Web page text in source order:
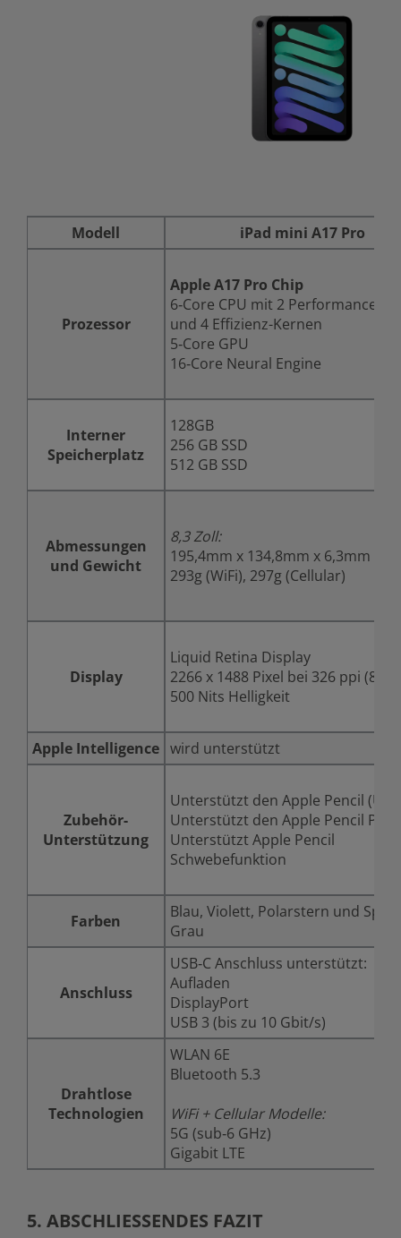
Modell iPad mini A17 Pro
Prozessor
Apple A17 Pro Chip
6‑Core CPU mit 2 Performance-
und 4 Effizienz-Kernen
5‑Core GPU
16‑Core Neural Engine
Interner
Speicherplatz
128GB
256 GB SSD
512 GB SSD
Abmessungen
und Gewicht
8,3 Zoll:
195,4mm x 134,8mm x 6,3mm
293g (WiFi), 297g (Cellular)
Display
Liquid Retina Display
2266 x 1488 Pixel bei 326 ppi (8,3
500 Nits Helligkeit
Apple Intelligence wird unterstützt
Zubehör-
Unterstützung
Unterstützt den Apple Pencil
Unterstützt den Apple Pencil Pro
Unterstützt Apple Pencil
Schwebefunktion
Farben
Blau, Violett, Polarstern und
Grau
Anschluss
USB‑C Anschluss unterstützt:
Aufladen
DisplayPort
USB 3 (bis zu 10 Gbit/s)
Drahtlose
Technologien
WLAN 6E
Bluetooth 5.3
WiFi + Cellular Modelle:
5G (sub‑6 GHz)
Gigabit LTE
5. ABSCHLIESSENDES FAZIT